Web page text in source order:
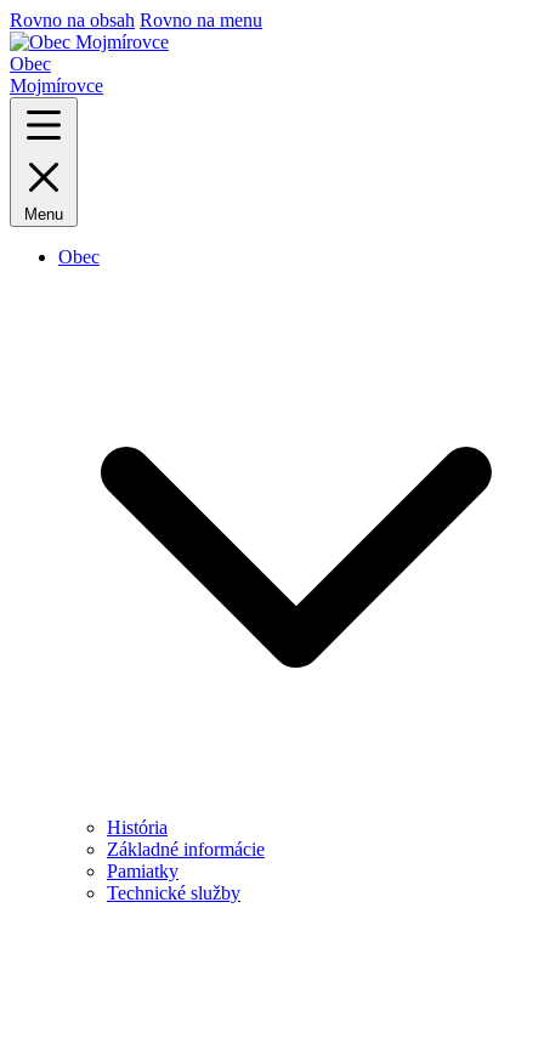
Rovno na obsah Rovno na menu
Obec
Mojmírovce
Menu
Obec
História
Základné informácie
Pamiatky
Technické služby